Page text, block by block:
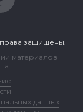
защищены.
материалов
данных